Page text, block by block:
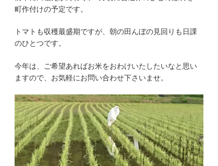
町作付けの予定です。
トマトも収穫最盛期ですが、朝の田んぼの見回りも日課
のひとつです。
今年は、ご希望あればお米をおわけいたしたいなと思い
ますので、お気軽にお問い合わせ下さいませ。